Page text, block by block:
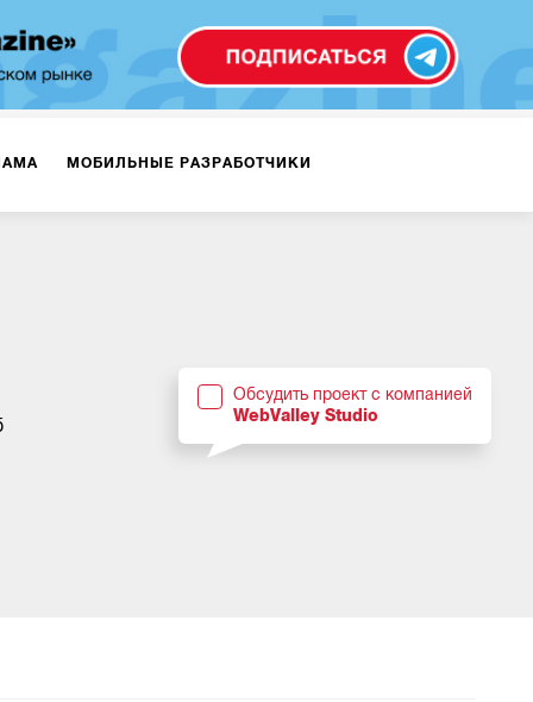
МОБИЛЬНЫЕ РАЗРАБОТЧИКИ
Обсудить проект с компанией
WebValley Studio